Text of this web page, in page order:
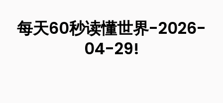
每天60秒读懂世界-2026-
04-29!